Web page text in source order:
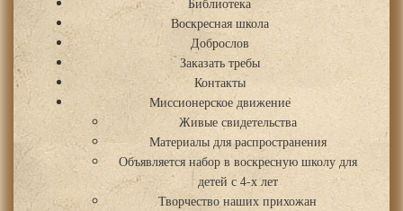
Воскресная школа
Доброслов
Заказать требы
Контакты
Миссионерское движение
Живые свидетельства
Материалы для распространения
Объявляется набор в воскресную школу для
детей с 4-х лет
Творчество наших прихожан